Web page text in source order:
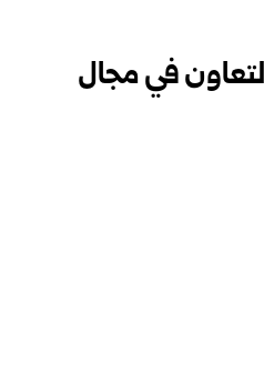
في مجال